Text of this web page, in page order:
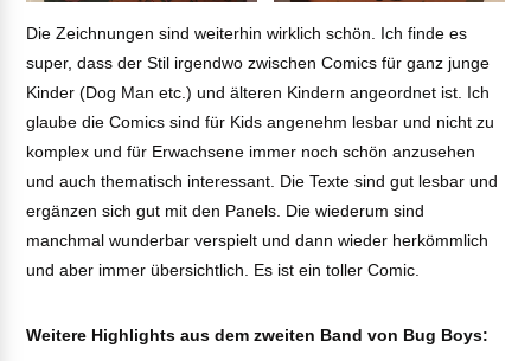
Die Zeichnungen sind weiterhin wirklich schön. Ich finde es
super, dass der Stil irgendwo zwischen Comics für ganz junge
Kinder (Dog Man etc.) und älteren Kindern angeordnet ist. Ich
glaube die Comics sind für Kids angenehm lesbar und nicht zu
komplex und für Erwachsene immer noch schön anzusehen
und auch thematisch interessant. Die Texte sind gut lesbar und
ergänzen sich gut mit den Panels. Die wiederum sind
manchmal wunderbar verspielt und dann wieder herkömmlich
und aber immer übersichtlich. Es ist ein toller Comic.
Weitere Highlights aus dem zweiten Band von Bug Boys: